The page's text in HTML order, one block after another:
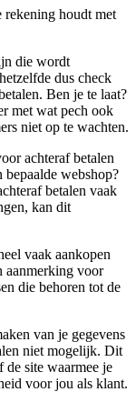
houdt met
die wordt
dus check
Ben je te laat?
met wat pech ook
niet op te wachten.
achteraf betalen
webshop?
betalen vaak
kan dit
vaak aankopen
aanmerking voor
die behoren tot de
van je gegevens
niet mogelijk. Dit
de site waarmee je
voor jou als klant.